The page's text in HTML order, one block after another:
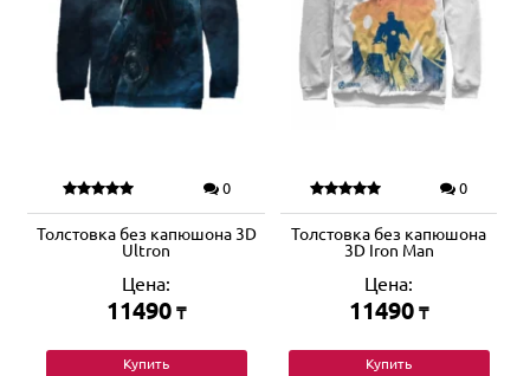
0
Толстовка без капюшона 3D
Ultron
Цена:
11490 ₸
Купить
0
Толстовка без капюшона
3D Iron Man
Цена:
11490 ₸
Купить